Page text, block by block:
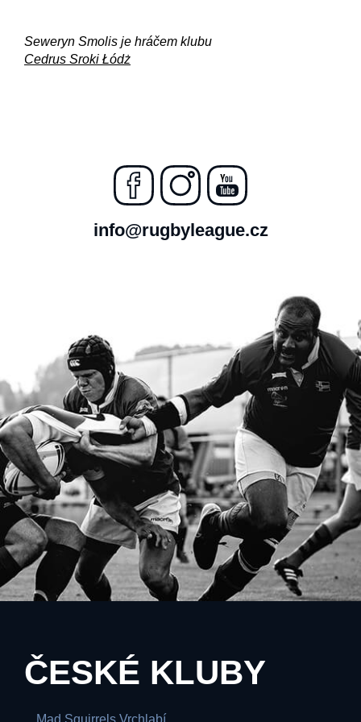
Seweryn Smolis je hráčem klubu
Cedrus Sroki Łódż
info@rugbyleague.cz
ČESKÉ KLUBY